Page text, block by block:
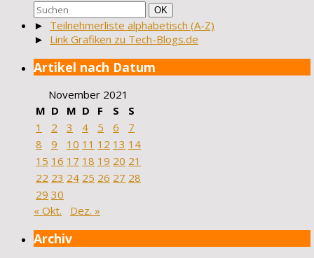
Suchen
nach:
Suchen
OK
► Teilnehmerliste alphabetisch (A-Z)
► Link Grafiken zu Tech-Blogs.de
Artikel nach Datum
November 2021
M D M D F S
S
1
2 3 4 5 6
7
8
9 10 11 12 13 14
15 16 17 18 19 20 21
22 23 24 25 26 27 28
29 30
« Okt.
Dez. »
Archiv